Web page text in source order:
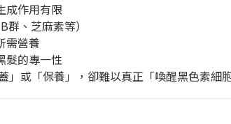
成作用有限
B群、芝麻素等）
需營養
髮的專一性
」或「保養」，卻難以真正「喚醒黑色素細